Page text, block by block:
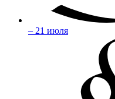
– 21 июля